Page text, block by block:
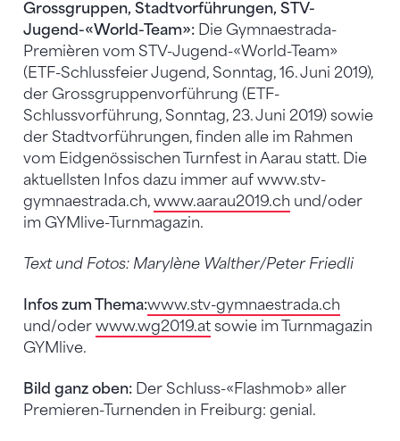
Grossgruppen, Stadtvorführungen, STV-
Jugend-«World-Team»: Die Gymnaestrada-
Premièren vom STV-Jugend-«World-Team»
(ETF-Schlussfeier Jugend, Sonntag, 16. Juni 2019),
der Grossgruppenvorführung (ETF-
Schlussvorführung, Sonntag, 23. Juni 2019) sowie
der Stadtvorführungen, finden alle im Rahmen
vom Eidgenössischen Turnfest in Aarau statt. Die
aktuellsten Infos dazu immer auf www.stv-
gymnaestrada.ch, www.aarau2019.ch und/oder
im GYMlive-Turnmagazin.
Text und Fotos: Marylène Walther/Peter Friedli
Infos zum Thema:www.stv-gymnaestrada.ch
und/oder www.wg2019.at sowie im Turnmagazin
GYMlive.
Bild ganz oben: Der Schluss-«Flashmob» aller
Premieren-Turnenden in Freiburg: genial.